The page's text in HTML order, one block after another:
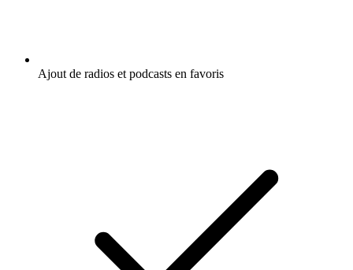
Ajout de radios et podcasts en favoris